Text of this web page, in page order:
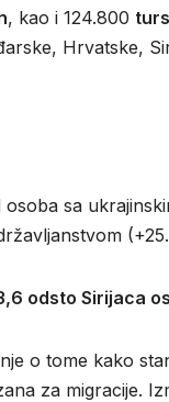
, kao i 124.800
Hrvatske,
sa
odsto Sirijaca
o tome kako
za migracije.